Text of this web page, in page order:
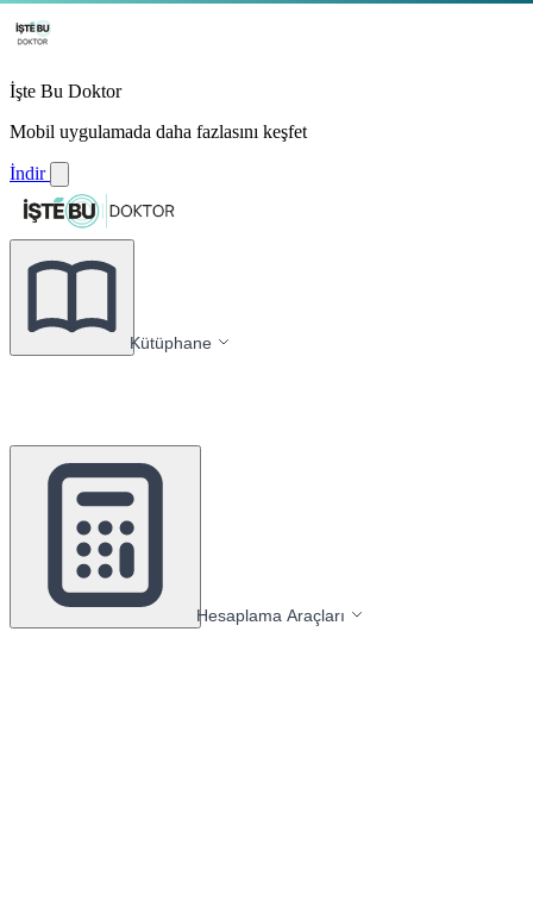
İşte Bu Doktor
Mobil uygulamada daha fazlasını keşfet
İndir
Kütüphane
Hesaplama Araçları